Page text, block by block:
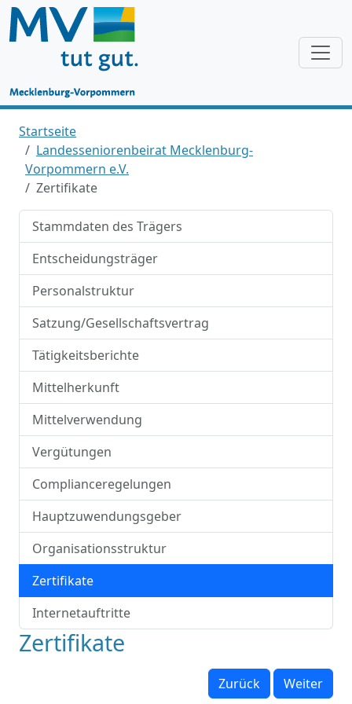
Startseite
Landesseniorenbeirat Mecklenburg-
Vorpommern e.V.
Zertifikate
Stammdaten des Trägers
Entscheidungsträger
Personalstruktur
Satzung/Gesellschaftsvertrag
Tätigkeitsberichte
Mittelherkunft
Mittelverwendung
Vergütungen
Complianceregelungen
Hauptzuwendungsgeber
Organisationsstruktur
Zertifikate
Internetauftritte
Zertifikate
Zurück Weiter